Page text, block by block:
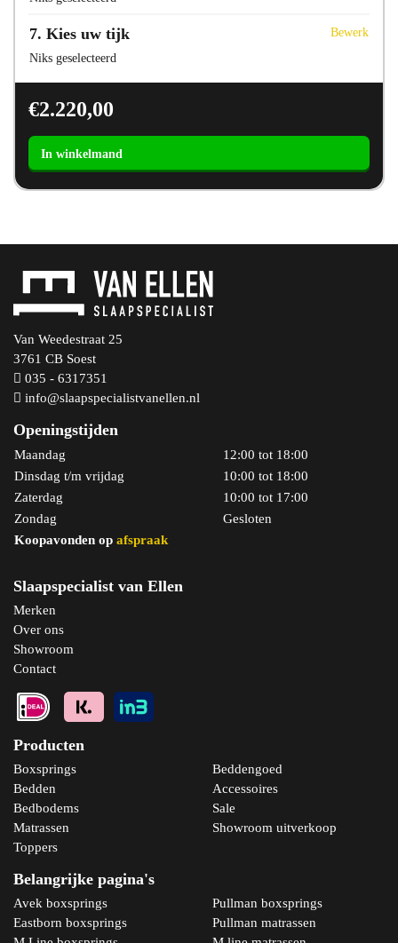
7 Kies uw tijk
Bewerk
Niks geselecteerd
€2.220,00
Boxspring
Sinne
Van Weedestraat 25
3761 CB Soest
035 - 6317351
info@slaapspecialistvanellen.nl
Openingstijden
Maandag
12:00 tot 18:00
Dinsdag t/m vrijdag
10:00 tot 18:00
Zaterdag
10:00 tot 17:00
Zondag
Gesloten
Koopavonden op afspraak
Slaapspecialist van Ellen
Merken
Over ons
Showroom
Contact
Producten
Boxsprings
Bedden
Bedbodems
Matrassen
Toppers
Beddengoed
Accessoires
Sale
Showroom uitverkoop
Belangrijke pagina's
Avek boxsprings
Eastborn boxsprings
Pullman boxsprings
Pullman matrassen